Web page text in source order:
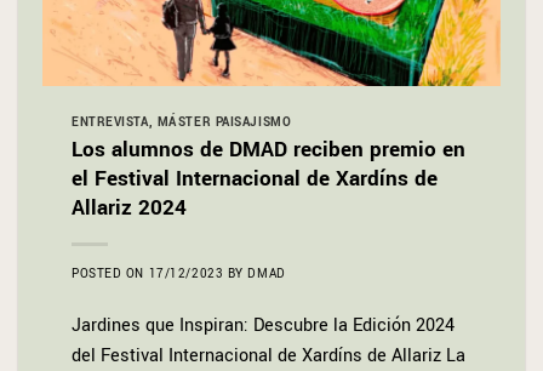
ENTREVISTA, MÁSTER PAISAJISMO
Los alumnos de DMAD reciben premio en
el Festival Internacional de Xardíns de
Allariz 2024
POSTED ON 17/12/2023 BYDMAD
Jardines que Inspiran: Descubre la Edición 2024
del Festival Internacional de Xardíns de Allariz La